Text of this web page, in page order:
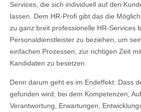
Services, die sich individuell auf den
lassen. Dem HR-Profi gibt das die
zu ganz breit professionelle HR-Services
Personaldienstleister zu beziehen, um
einfachen Prozessen, zur richtigen Zeit
Kandidaten zu besetzen.
Denn darum geht es im Endeffekt: Dass
gefunden wird, bei dem Kompetenzen,
Verantwortung, Erwartungen,